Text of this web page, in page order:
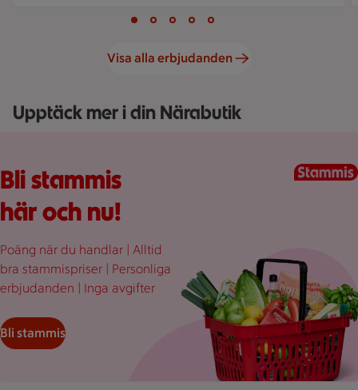
Bild 1 av 5
Bild 2 av 5
Bild 3 av 5Bild 4 av 5
Visa alla erbjudanden
Upptäck mer i din Närabutik
Bli stammis
här och nu!
Poäng när du handlar | Alltid
bra stammispriser | Personliga
erbjudanden | Inga avgifter
Bli stammis